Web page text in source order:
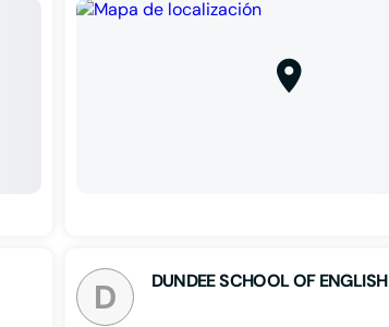
D DUNDEE SCHOOL OF ENGLISH